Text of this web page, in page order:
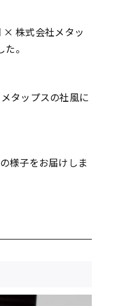
× 株式会社メタッ
。
タップスの社風に
様子をお届けしま